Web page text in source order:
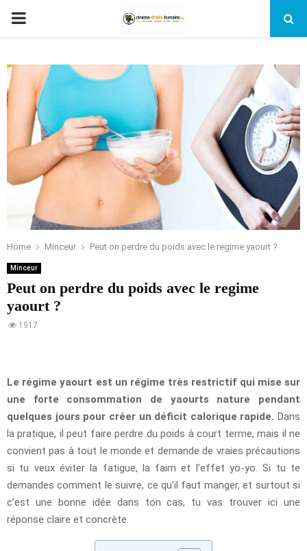
PRIMARY
Home Minceur Peut on perdre du poids avec le regime yaourt ?
Minceur
Peut on perdre du poids avec le regime
yaourt ?
1917
Le régime yaourt est un régime très restrictif qui mise sur
une forte consommation de yaourts nature pendant
quelques jours pour créer un déficit calorique rapide. Dans
la pratique, il peut faire perdre du poids à court terme, mais il ne
convient pas à tout le monde et demande de vraies précautions
si tu veux éviter la fatigue, la faim et l’effet yo-yo. Si tu te
demandes comment le suivre, ce qu’il faut manger, et surtout si
c’est une bonne idée dans ton cas, tu vas trouver ici une
réponse claire et concrète.